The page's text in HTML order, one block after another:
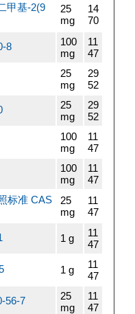
甲基-2(9
25
mg
14
70
8
100
mg
11
47
25
mg
29
52
25
mg
29
52
100
mg
11
47
100
mg
11
47
标准 CAS
25
mg
11
47
1 g
11
47
1 g
11
47
56-7
25
mg
11
47